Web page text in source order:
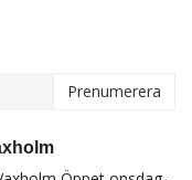
Prenumerera